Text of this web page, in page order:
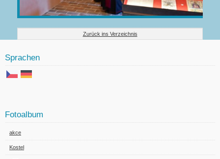
Zurück ins Verzeichnis
Sprachen
Fotoalbum
akce
Kostel